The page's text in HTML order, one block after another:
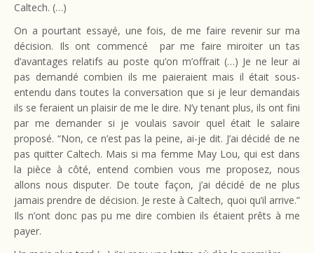
Caltech. (…)
On a pourtant essayé, une fois, de me faire revenir sur ma
décision. Ils ont commencé par me faire miroiter un tas
d’avantages relatifs au poste qu’on m’offrait (…) Je ne leur ai
pas demandé combien ils me paieraient mais il était sous-
entendu dans toutes la conversation que si je leur demandais
ils se feraient un plaisir de me le dire. N’y tenant plus, ils ont fini
par me demander si je voulais savoir quel était le salaire
proposé. “Non, ce n’est pas la peine, ai-je dit. J’ai décidé de ne
pas quitter Caltech. Mais si ma femme May Lou, qui est dans
la pièce à côté, entend combien vous me proposez, nous
allons nous disputer. De toute façon, j’ai décidé de ne plus
jamais prendre de décision. Je reste à Caltech, quoi qu’il arrive.”
Ils n’ont donc pas pu me dire combien ils étaient prêts à me
payer.